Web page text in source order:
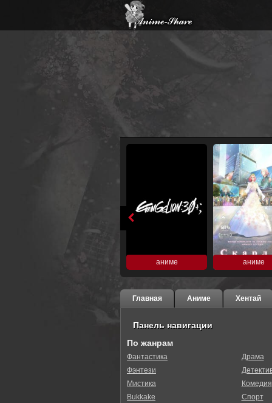
аниме аниме
Главная Аниме Хентай
Панель навигации
По жанрам
Фантастика
Фэнтези
Мистика
Bukkake
Драма
Комедия
Спорт